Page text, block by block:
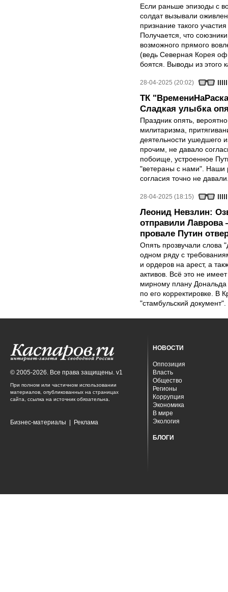
Если раньше эпизоды с
солдат вызывали
признание такого
Получается, что
возможного прямого
(ведь Северная Корея
боятся. Выводы из этого
28-04-2025 (20:02)
ТК
Сладкая улыбка
Праздник опять,
милитаризма,
деятельности ушедшего
прочим, не давало
побоище, устроенное
"ветераны с нами". Наши
согласия точно не
28-04-2025 (18:15)
Леонид Невзлин:
отправили Лаврова
провале Путин
Опять прозвучали слова
одном ряду с
и ордеров на арест, а
активов. Всё это не
мирному плану
по его корректировке. В
"стамбульский документ".
© 2005-2026. Все права защищены. v1
При полном или частичном использовании
материалов, опубликованных на страницах
сайта, ссылка на источник обязательна.
Бизнес-материалы Реклама
НОВОСТИ
Оппозиция
Власть
Общество
Регионы
Коррупция
Экономика
В мире
Экология
БЛОГИ